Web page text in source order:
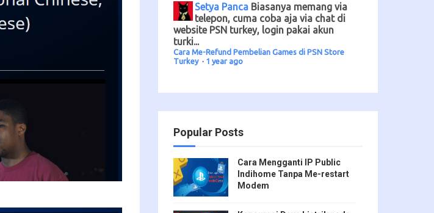
Setya Panca Biasanya memang via
telepon, cuma coba aja via chat di
website PSN turkey, login pakai akun
turki...
Cara Me-Refund Pembelian Games di PSN Store
Turkey · 1 year ago
Popular Posts
Cara Mengganti IP Public
Indihome Tanpa Me-restart
Modem